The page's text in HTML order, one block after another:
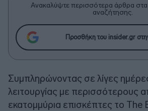
Ανακαλύψτε περισσότερα άρθρα
αναζήτησης.
Προσθήκη του insider.gr
Συμπληρώνοντας σε λίγες
λειτουργίας με περισσότερους
εκατομμύρια επισκέπτες το The